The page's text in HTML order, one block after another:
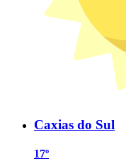
Caxias do Sul
17º